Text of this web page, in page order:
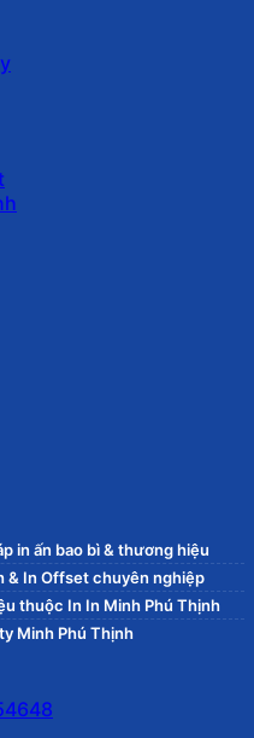
in ấn bao bì & thương hiệu
& In Offset chuyên nghiệp
thuộc In In Minh Phú Thịnh
Minh Phú Thịnh